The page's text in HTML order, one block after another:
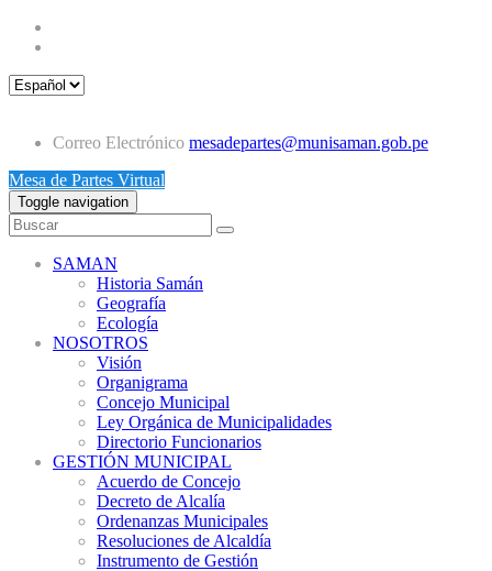
Correo Electrónico mesadepartes@munisaman.gob.pe
Mesa de Partes Virtual
Toggle navigation
SAMAN
Historia Samán
Geografía
Ecología
NOSOTROS
Visión
Organigrama
Concejo Municipal
Ley Orgánica de Municipalidades
Directorio Funcionarios
GESTIÓN MUNICIPAL
Acuerdo de Concejo
Decreto de Alcalía
Ordenanzas Municipales
Resoluciones de Alcaldía
Instrumento de Gestión